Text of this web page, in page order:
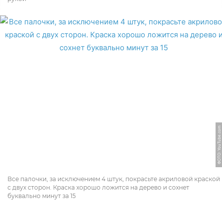
ФОТО: YouTube.com
Все палочки, за исключением 4 штук, покрасьте акриловой краской
с двух сторон. Краска хорошо ложится на дерево и сохнет
буквально минут за 15